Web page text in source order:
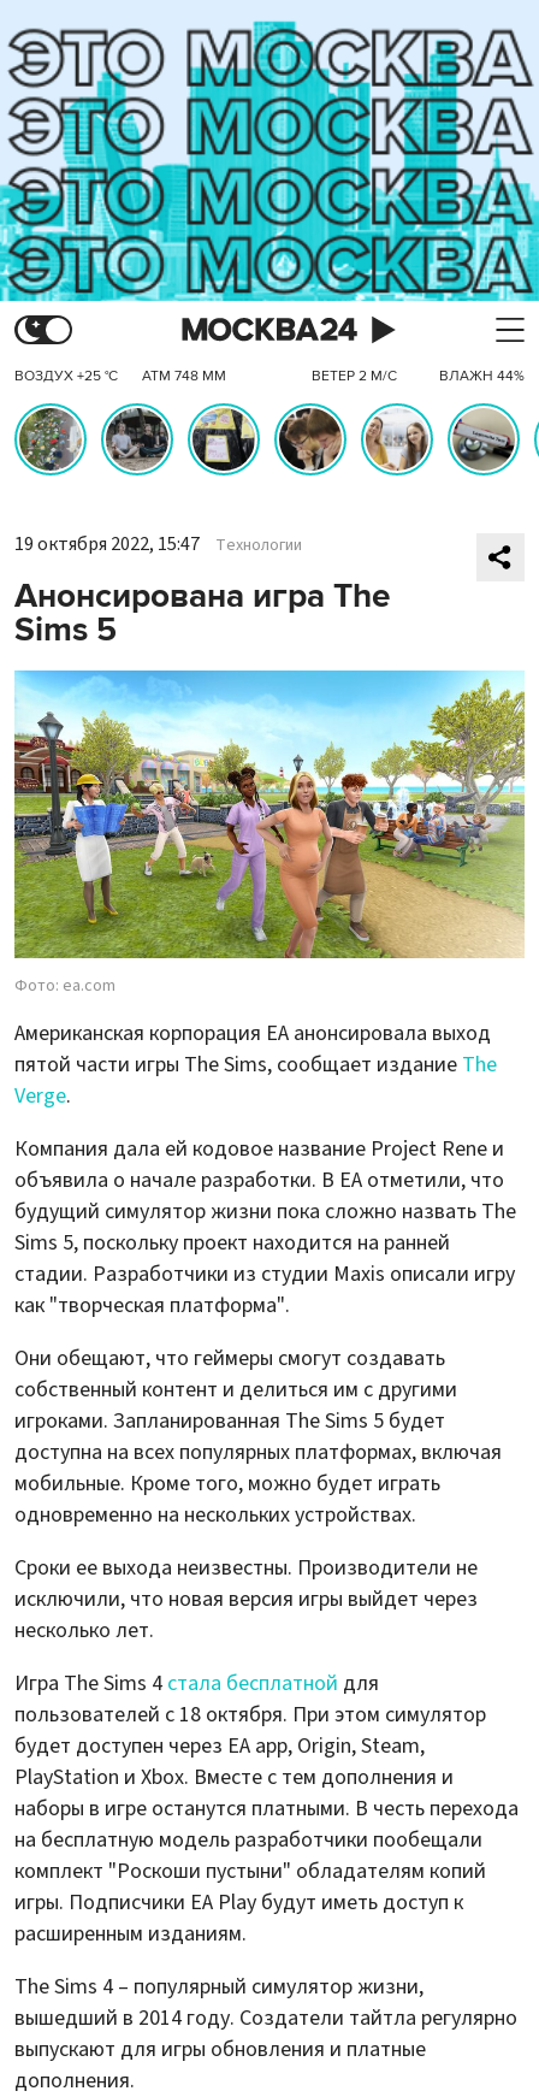
ВОЗДУХ +25 °C АТМ 748 ММ ВЕТЕР 2 М/С ВЛАЖН 44%
19 октября 2022, 15:47 Технологии
Анонсирована игра The
Sims 5
Фото: ea.com
Американская корпорация EA анонсировала выход
пятой части игры The Sims, сообщает издание The
Verge.
Компания дала ей кодовое название Project Rene и
объявила о начале разработки. В EA отметили, что
будущий симулятор жизни пока сложно назвать The
Sims 5, поскольку проект находится на ранней
стадии. Разработчики из студии Maxis описали игру
как "творческая платформа".
Они обещают, что геймеры смогут создавать
собственный контент и делиться им с другими
игроками. Запланированная The Sims 5 будет
доступна на всех популярных платформах, включая
мобильные. Кроме того, можно будет играть
одновременно на нескольких устройствах.
Сроки ее выхода неизвестны. Производители не
исключили, что новая версия игры выйдет через
несколько лет.
Игра The Sims 4 стала бесплатной для
пользователей с 18 октября. При этом симулятор
будет доступен через EA app, Origin, Steam,
PlayStation и Xbox. Вместе с тем дополнения и
наборы в игре останутся платными. В честь перехода
на бесплатную модель разработчики пообещали
комплект "Роскоши пустыни" обладателям копий
игры. Подписчики EA Play будут иметь доступ к
расширенным изданиям.
The Sims 4 – популярный симулятор жизни,
вышедший в 2014 году. Создатели тайтла регулярно
выпускают для игры обновления и платные
дополнения.